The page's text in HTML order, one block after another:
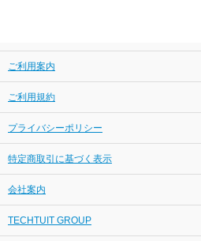
ご利用案内
ご利用規約
プライバシーポリシー
特定商取引に基づく表示
会社案内
TECHTUIT GROUP